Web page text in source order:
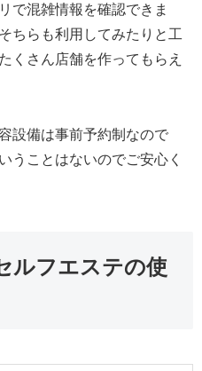
で混雑情報を確認できま
ちらも利用してみたりと工
くさん店舗を作ってもらえ
設備は事前予約制なので
うことはないのでご安心く
ルフエステの使